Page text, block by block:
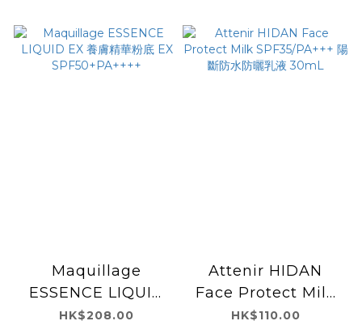
Maquillage
ESSENCE LIQUID
EX 養膚精華粉底 EX
HK$208.00
Attenir HIDAN
Face Protect Milk
SPF35/PA+++ 陽斷
HK$110.00